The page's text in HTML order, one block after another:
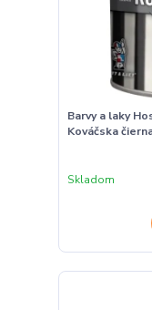
Barvy a laky
Kováčska
Skladom